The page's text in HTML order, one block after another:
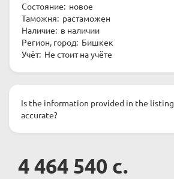
Состояние: новое
Таможня: растаможен
Наличие: в наличии
Регион, город: Бишкек
Учёт: Не стоит на учёте
Is the information provided in the listing
accurate?
4 464 540 c.